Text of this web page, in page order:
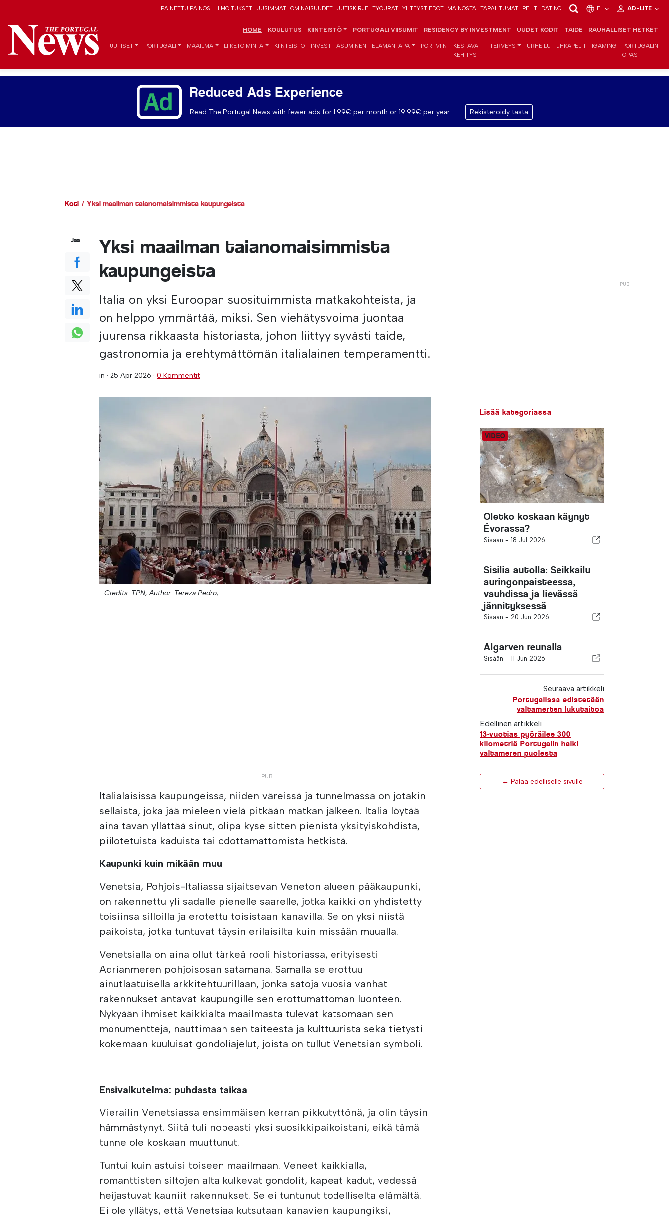
PAINETTU PAINOS ILMOITUKSET UUSIMMAT OMINAISUUDET UUTISKIRJE TYÖURAT YHTEYSTIEDOT MAINOSTA TAPAHTUMAT PELIT DATING FI AD-LITE
HOME KOULUTUS KIINTEISTÖ PORTUGALI VIISUMIT RESIDENCY BY INVESTMENT UUDET KODIT TAIDE RAUHALLISET HETKET
UUTISET PORTUGALI MAAILMA LIIKETOIMINTA KIINTEISTÖ INVEST ASUMINEN ELÄMÄNTAPA PORTVIINI
KESTÄVÄ
KEHITYS
TERVEYS URHEILU UHKAPELIT IGAMING
PORTUGALIN
OPAS
Reduced Ads Experience
Read The Portugal News with fewer ads for 1.99€ per month or 19.99€ per year. Rekisteröidy tästä
Koti Yksi maailman taianomaisimmista kaupungeista
Yksi maailman taianomaisimmista
kaupungeista
Italia on yksi Euroopan suosituimmista matkakohteista, ja
on helppo ymmärtää, miksi. Sen viehätysvoima juontaa
juurensa rikkaasta historiasta, johon liittyy syvästi taide,
gastronomia ja erehtymättömän italialainen temperamentti.
in ·25 Apr 2026 ·0 Kommentit
Credits: TPN; Author: Tereza Pedro;
Italialaisissa kaupungeissa, niiden väreissä ja tunnelmassa on jotakin
sellaista, joka jää mieleen vielä pitkään matkan jälkeen. Italia löytää
aina tavan yllättää sinut, olipa kyse sitten pienistä yksityiskohdista,
piilotetuista kaduista tai odottamattomista hetkistä.
Kaupunki kuin mikään muu
Venetsia, Pohjois-Italiassa sijaitsevan Veneton alueen pääkaupunki,
on rakennettu yli sadalle pienelle saarelle, jotka kaikki on yhdistetty
toisiinsa silloilla ja erotettu toisistaan kanavilla. Se on yksi niistä
paikoista, jotka tuntuvat täysin erilaisilta kuin missään muualla.
Venetsialla on aina ollut tärkeä rooli historiassa, erityisesti
Adrianmeren pohjoisosan satamana. Samalla se erottuu
ainutlaatuisella arkkitehtuurillaan, jonka satoja vuosia vanhat
rakennukset antavat kaupungille sen erottumattoman luonteen.
Nykyään ihmiset kaikkialta maailmasta tulevat katsomaan sen
monumentteja, nauttimaan sen taiteesta ja kulttuurista sekä tietysti
kokemaan kuuluisat gondoliajelut, joista on tullut Venetsian symboli.
Ensivaikutelma: puhdasta taikaa
Vierailin Venetsiassa ensimmäisen kerran pikkutyttönä, ja olin täysin
hämmästynyt. Siitä tuli nopeasti yksi suosikkipaikoistani, eikä tämä
tunne ole koskaan muuttunut.
Tuntui kuin astuisi toiseen maailmaan. Veneet kaikkialla,
romanttisten siltojen alta kulkevat gondolit, kapeat kadut, vedessä
heijastuvat kauniit rakennukset. Se ei tuntunut todelliselta elämältä.
Ei ole yllätys, että Venetsiaa kutsutaan kanavien kaupungiksi,
Jaa
Lisää kategoriassa
Oletko koskaan käynyt
Évorassa?
Sisään - 18 Jul 2026
Sisilia autolla: Seikkailu
auringonpaisteessa,
vauhdissa ja lievässä
jännityksessä
Sisään - 20 Jun 2026
Algarven reunalla
Sisään - 11 Jun 2026
Seuraava artikkeli
Portugalissa edistetään
valtamerten lukutaitoa
Edellinen artikkeli
13-vuotias pyöräilee 300
kilometriä Portugalin halki
valtameren puolesta
← Palaa edelliselle sivulle